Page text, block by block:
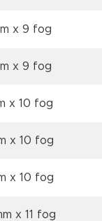
x 9 fog
x 9 fog
x 10 fog
x 10 fog
x 10 fog
x 11 fog